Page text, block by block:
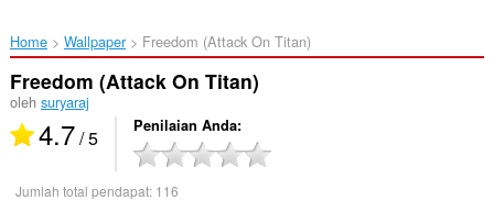
Home Wallpaper Freedom (Attack On Titan)‎
Freedom (Attack On Titan)
oleh suryaraj
4.7/ 5 Penilaian Anda
Jumlah total pendapat: 116